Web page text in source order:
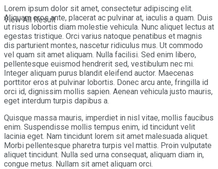
View All Result
Lorem ipsum dolor sit amet, consectetur adipiscing elit.
Aliquam eros ante, placerat ac pulvinar at, iaculis a quam. Duis
ut risus lobortis diam molestie vehicula. Nunc aliquet lectus at
egestas tristique. Orci varius natoque penatibus et magnis
dis parturient montes, nascetur ridiculus mus. Ut commodo
vel quam sit amet aliquam. Nulla facilisi. Sed enim libero,
pellentesque euismod hendrerit sed, vestibulum nec mi.
Integer aliquam purus blandit eleifend auctor. Maecenas
porttitor eros at pulvinar lobortis. Donec arcu ante, fringilla id
orci id, dignissim mollis sapien. Aenean vehicula justo mauris,
eget interdum turpis dapibus a.
Quisque massa mauris, imperdiet in nisl vitae, mollis faucibus
enim. Suspendisse mollis tempus enim, id tincidunt velit
lacinia eget. Nam tincidunt lorem sit amet malesuada aliquet.
Morbi pellentesque pharetra turpis vel mattis. Proin vulputate
aliquet tincidunt. Nulla sed urna consequat, aliquam diam in,
congue metus. Nullam sit amet aliquam orci.